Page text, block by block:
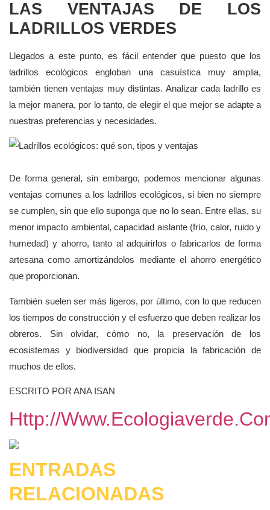
LAS VENTAJAS DE LOS
LADRILLOS VERDES
Llegados a este punto, es fácil entender que puesto que los
ladrillos ecológicos engloban una casuística muy amplia,
también tienen ventajas muy distintas. Analizar cada ladrillo es
la mejor manera, por lo tanto, de elegir el que mejor se adapte a
nuestras preferencias y necesidades.
De forma general, sin embargo, podemos mencionar algunas
ventajas comunes a los ladrillos ecológicos, si bien no siempre
se cumplen, sin que ello suponga que no lo sean. Entre ellas, su
menor impacto ambiental, capacidad aislante (frío, calor, ruido y
humedad) y ahorro, tanto al adquirirlos o fabricarlos de forma
artesana como amortizándolos mediante el ahorro energético
que proporcionan.
También suelen ser más ligeros, por último, con lo que reducen
los tiempos de construcción y el esfuerzo que deben realizar los
obreros. Sin olvidar, cómo no, la preservación de los
ecosistemas y biodiversidad que propicia la fabricación de
muchos de ellos.
ESCRITO POR ANA ISAN
Http://
ENTRADAS
RELACIONADAS